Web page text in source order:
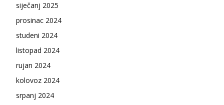
siječanj 2025
prosinac 2024
studeni 2024
listopad 2024
rujan 2024
kolovoz 2024
srpanj 2024